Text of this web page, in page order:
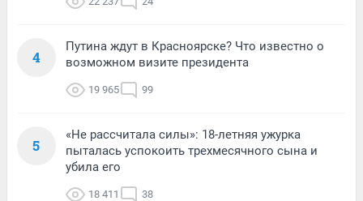
4
Путина ждут в Красноярске? Что известно о
возможном визите президента
19 965 99
5
«Не рассчитала силы»: 18-летняя ужурка
пыталась успокоить трехмесячного сына и
убила его
18 411 38